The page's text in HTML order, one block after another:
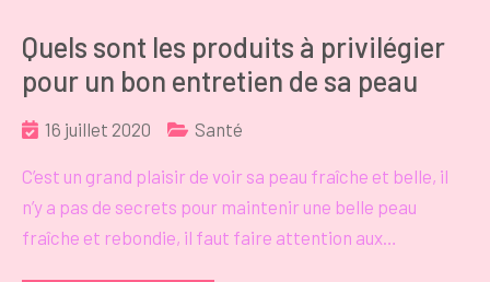
Quels sont les produits à privilégier
pour un bon entretien de sa peau
16 juillet 2020 Santé
C’est un grand plaisir de voir sa peau fraîche et belle, il
n’y a pas de secrets pour maintenir une belle peau
fraîche et rebondie, il faut faire attention aux…